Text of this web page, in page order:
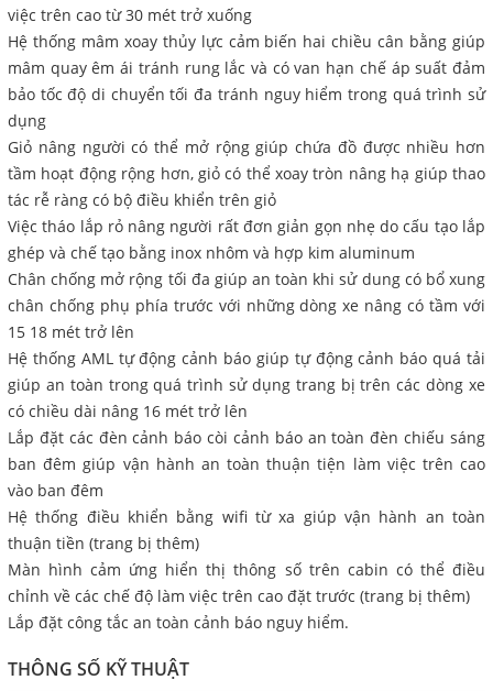
việc trên cao từ 30 mét trở xuống
Hệ thống mâm xoay thủy lực cảm biến hai chiều cân bằng giúp
mâm quay êm ái tránh rung lắc và có van hạn chế áp suất đảm
bảo tốc độ di chuyển tối đa tránh nguy hiểm trong quá trình sử
dụng
Giỏ nâng người có thể mở rộng giúp chứa đồ được nhiều hơn
tầm hoạt động rộng hơn, giỏ có thể xoay tròn nâng hạ giúp thao
tác rễ ràng có bộ điều khiển trên giỏ
Việc tháo lắp rỏ nâng người rất đơn giản gọn nhẹ do cấu tạo lắp
ghép và chế tạo bằng inox nhôm và hợp kim aluminum
Chân chống mở rộng tối đa giúp an toàn khi sử dung có bổ xung
chân chống phụ phía trước với những dòng xe nâng có tầm với
15 18 mét trở lên
Hệ thống AML tự động cảnh báo giúp tự động cảnh báo quá tải
giúp an toàn trong quá trình sử dụng trang bị trên các dòng xe
có chiều dài nâng 16 mét trở lên
Lắp đặt các đèn cảnh báo còi cảnh báo an toàn đèn chiếu sáng
ban đêm giúp vận hành an toàn thuận tiện làm việc trên cao
vào ban đêm
Hệ thống điều khiển bằng wifi từ xa giúp vận hành an toàn
thuận tiền (trang bị thêm)
Màn hình cảm ứng hiển thị thông số trên cabin có thể điều
chỉnh về các chế độ làm việc trên cao đặt trước (trang bị thêm)
Lắp đặt công tắc an toàn cảnh báo nguy hiểm.
THÔNG SỐ KỸ THUẬT